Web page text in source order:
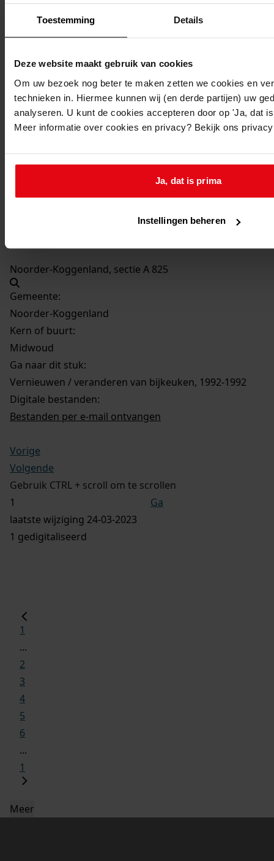
Toestemming Details
Deze website maakt gebruik van cookies
Om uw bezoek nog beter te maken zetten we cookies en
technieken in. Hiermee kunnen wij (en derde partijen) uw
analyseren. U kunt de cookies accepteren door op 'Ja, dat
Meer informatie over cookies en privacy? Bekijk ons
Ja, dat is prima
Instellingen beheren
1992-1992
Vernieuwen / veranderen van bijkeuken
Datum vergunning:
18-02-1992
Adres:
Noorder-Koggenland, sectie A 825
Gemeente:
Noorder-Koggenland
Kern of buurt:
Midwoud
Ga naar dit stuk:
Vernieuwen / veranderen van bijkeuken, 1992-1992
Digitale bestanden:
Bestanden per e-mail ontvangen
Vorige
Volgende
Gebruik CTRL + scroll om te scrollen
Ga
laatste wijziging 24-03-2023
1 gedigitaliseerd
1
...
2
3
4
5
6
...
1
Meer